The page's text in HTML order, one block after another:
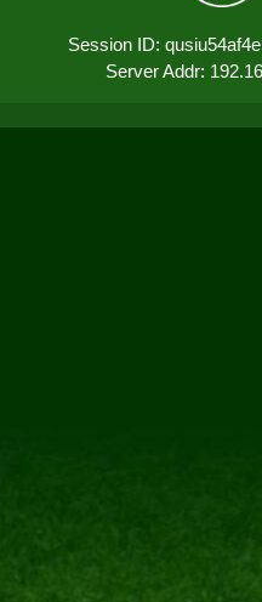
Session ID:
Server Addr: